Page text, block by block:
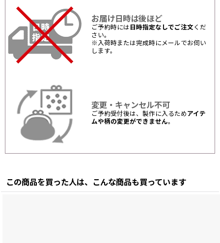
お届け日時は後ほど
ご予約時には 日時指定なしでご注文 くだ
さい。
※入荷時または完成時にメールでお伺い
します。
変更・キャンセル不可
ご予約受付後は、製作に入るため アイテ
ムや柄の変更ができません。
この商品を買った人は、こんな商品も買っています